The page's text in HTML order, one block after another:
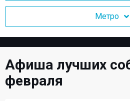
Метро
Афиша лучших
февраля